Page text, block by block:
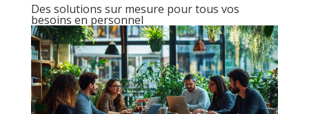
Des solutions sur mesure pour tous vos
besoins en personnel